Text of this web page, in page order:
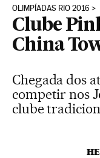
OLIMPÍADAS RIO 2016
Clube
China
Chegada dos
competir nos
clube